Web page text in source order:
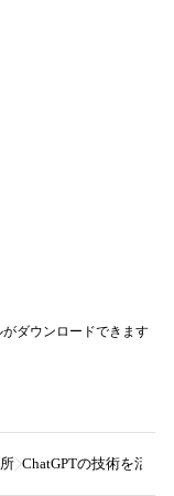
ダウンロードできます
ChatGPTの技術を活用